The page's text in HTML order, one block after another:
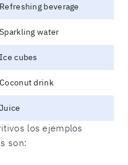
Refreshing beverage
Sparkling water
Ice cubes
Coconut drink
Juice
los ejemplos
son: